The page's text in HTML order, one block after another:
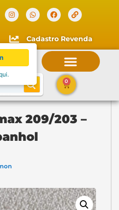
Cadastro Revenda
0
209/203 –